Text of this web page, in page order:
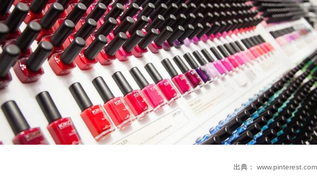
出典： www.pinterest.com